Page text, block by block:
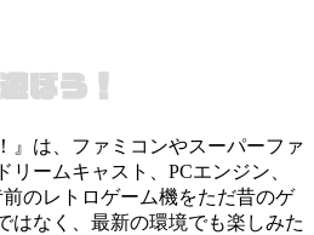
』は、ファミコンやスーパーファ
リームキャスト、PCエンジン、
前のレトロゲーム機をただ昔のゲ
はなく、最新の環境でも楽しみた